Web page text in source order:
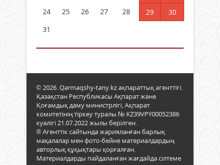
24
25 26 27 28 29
30
31
© 2026. Qarmaqshy-tany.kz ақпараттық агенттігі.
Қазақстан Республикасы Ақпарат және
Қоғамдық даму министрлігі, Ақпарат
комитетінің тіркеу туралы № KZ39VPY00052386
куәлігі 21.07.2022 жылы берілген.
® Агенттік сайтында жарияланған барлық
мақалалар мен фото-бейне материалдардың
авторлық құқықтары қорғалған.
Материалдарды пайдаланған жағдайда сілтеме